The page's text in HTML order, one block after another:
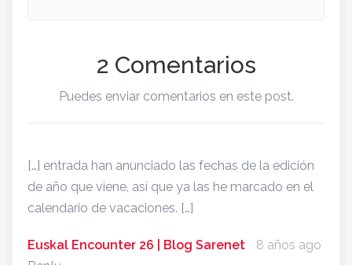
2 Comentarios
Puedes enviar comentarios en este post.
[…] entrada han anunciado las fechas de la edición
de año que viene, así que ya las he marcado en el
calendario de vacaciones. […]
Euskal Encounter 26 | Blog Sarenet
8 años ago